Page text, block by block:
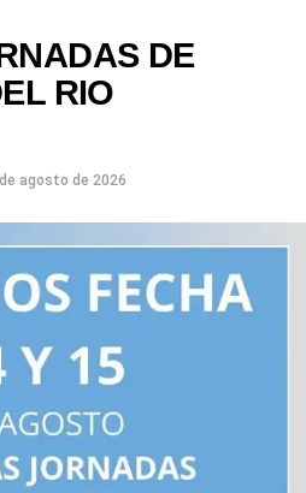
DE
RIO
agosto de 2026